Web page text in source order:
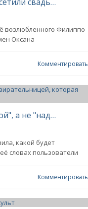
возлюбленного Филиппо
Оксана
Комментировать
Анастасия Решетова заявила, что будет "свекровью-подружкой", а не "надзирательницей, которая мешает жизни сына"
какой будет
словах пользователи
Комментировать